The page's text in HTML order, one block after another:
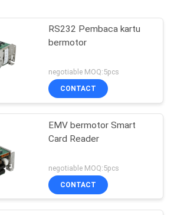
RS232 Pembaca kartu
bermotor
negotiable MOQ:5pcs
CONTACT
EMV bermotor Smart
Card Reader
negotiable MOQ:5pcs
CONTACT